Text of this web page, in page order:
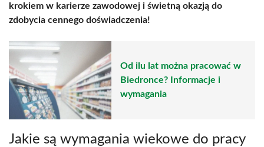
krokiem w karierze zawodowej i świetną okazją do
zdobycia cennego doświadczenia!
Od ilu lat można pracować w
Biedronce? Informacje i
wymagania
Jakie są wymagania wiekowe do pracy